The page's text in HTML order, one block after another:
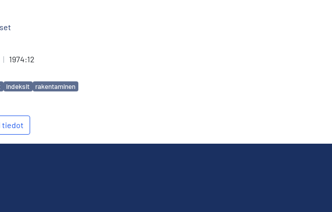
| 1974:12
indeksit rakentaminen
tiedot